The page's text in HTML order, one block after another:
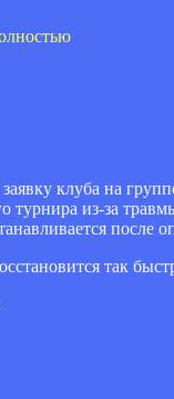
клуба на
турнира из-за
после
так